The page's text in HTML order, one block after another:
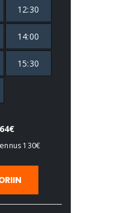
12:30
14:00
15:30
130€